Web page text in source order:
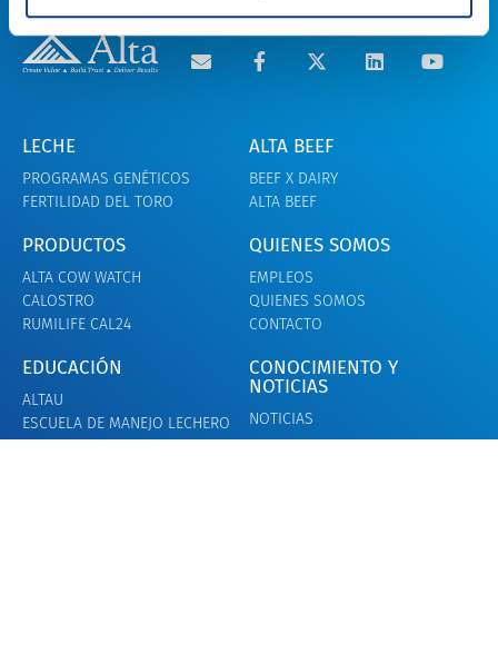
LECHE
PROGRAMAS GENÉTICOS
FERTILIDAD DEL TORO
ALTA BEEF
BEEF X DAIRY
ALTA BEEF
PRODUCTOS
ALTA COW WATCH
CALOSTRO
RUMILIFE CAL24
QUIENES SOMOS
EMPLEOS
QUIENES SOMOS
CONTACTO
EDUCACIÓN
ALTAU
ESCUELA DE MANEJO LECHERO
CONOCIMIENTO Y
NOTICIAS
NOTICIAS